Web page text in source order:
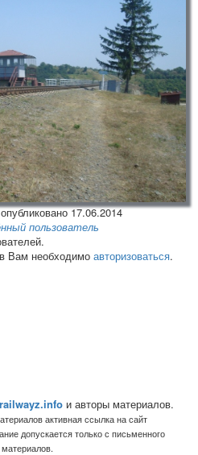
17.06.2014
пользователь
Вам необходимо авторизоваться.
и авторы материалов.
активная ссылка на сайт
допускается только с письменного